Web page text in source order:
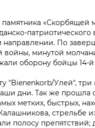
«Скорбящей
По
минутой
оборону бойцы 14-
"Bienenkorb/Улей",
дни. Так же прошла
метких, быстрых,
стрельбе
полосу